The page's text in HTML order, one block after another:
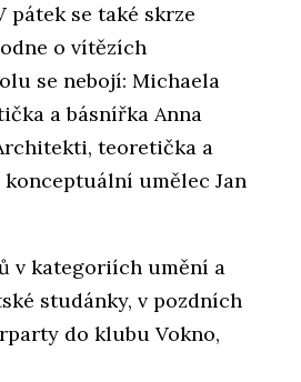
se také skrze
o vítězích
se nebojí: Michaela
a básnířka Anna
teoretička a
umělec Jan
v kategoriích umění a
studánky, v pozdních
do klubu Vokno,